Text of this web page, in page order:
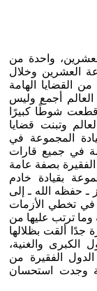
واحدة من
عام 2020م، فمجموعة العشرين وخلال
القضايا الهامة
العالم أجمع وليس
شوطًا كبيرًا
وتبنت قضايا
المجموعة في
في جميع قارات
الفقيرة بصفة عامة
بقيادة خادم
ـ حفظه الله ـ إلى
في تخطي الأزمات
وما ترتب عليها من
جدًا ألقت بظلالها
الكبرى والغنية،
الفقيرة من
وجدت استحسان